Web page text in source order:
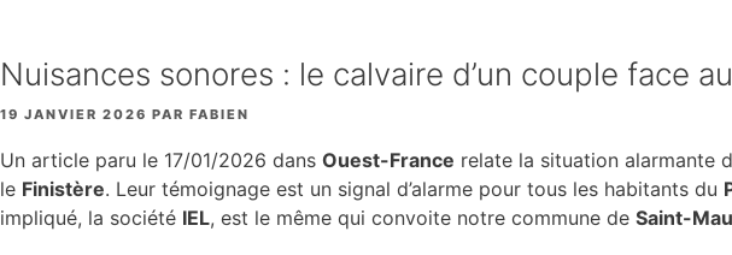
Nuisances sonores : le calvaire d’un couple face
19 JANVIER 2026 PAR FABIEN
Un article paru le 17/01/2026 dans Ouest-France relate la situation alarmante
le Finistère. Leur témoignage est un signal d’alarme pour tous les habitants du
impliqué, la société IEL, est le même qui convoite notre commune de Saint-